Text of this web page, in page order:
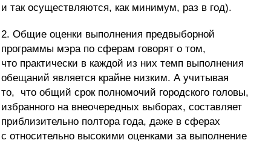
и так осуществляются, как минимум, раз в год).
2. Общие оценки выполнения предвыборной
программы мэра по сферам говорят о том,
что практически в каждой из них темп выполнения
обещаний является крайне низким. А учитывая
то, что общий срок полномочий городского головы,
избранного на внеочередных выборах, составляет
приблизительно полтора года, даже в сферах
с относительно высокими оценками за выполнение